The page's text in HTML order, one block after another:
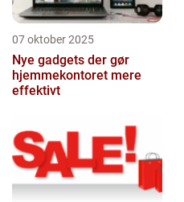
07 oktober 2025
Nye gadgets der gør
hjemmekontoret mere
effektivt